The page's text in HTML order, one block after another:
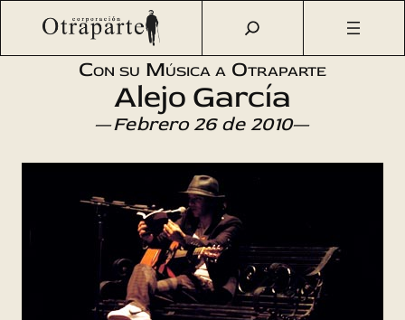
Saltar
Otraparte.org/Agenda Cultural /Música
Con su Música a Otraparte
Alejo García
—Febrero 26 de 2010—